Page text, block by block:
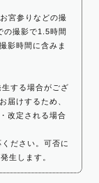
宮参りなどの撮
の撮影で1.5時間
影時間に含みま
する場合がござ
届けするため、
改定される場合
ださい。可否に
生します。